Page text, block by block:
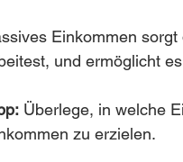
Einkommen
und ermöglicht
Überlege, in welche
zu erzielen.